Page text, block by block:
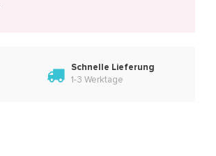
Schnelle Lieferung
1-3 Werktage